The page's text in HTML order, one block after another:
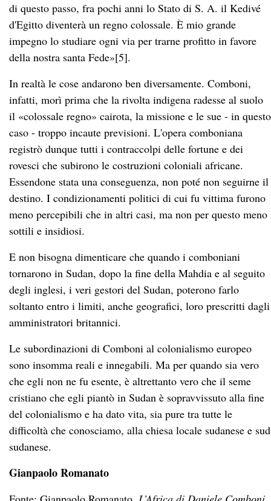
di questo passo, fra pochi anni lo Stato di S. A. il Kedivé
d'Egitto diventerà un regno colossale. È mio grande
impegno lo studiare ogni via per trarne profitto in favore
della nostra santa Fede»[5].
In realtà le cose andarono ben diversamente. Comboni,
infatti, morì prima che la rivolta indigena radesse al suolo
il «colossale regno» cairota, la missione e le sue - in questo
caso - troppo incaute previsioni. L'opera comboniana
registrò dunque tutti i contraccolpi delle fortune e dei
rovesci che subirono le costruzioni coloniali africane.
Essendone stata una conseguenza, non poté non seguirne il
destino. I condizionamenti politici di cui fu vittima furono
meno percepibili che in altri casi, ma non per questo meno
sottili e insidiosi.
E non bisogna dimenticare che quando i comboniani
tornarono in Sudan, dopo la fine della Mahdia e al seguito
degli inglesi, i veri gestori del Sudan, poterono farlo
soltanto entro i limiti, anche geografici, loro prescritti dagli
amministratori britannici.
Le subordinazioni di Comboni al colonialismo europeo
sono insomma reali e innegabili. Ma per quando sia vero
che egli non ne fu esente, è altrettanto vero che il seme
cristiano che egli piantò in Sudan è sopravvissuto alla fine
del colonialismo e ha dato vita, sia pure tra tutte le
difficoltà che conosciamo, alla chiesa locale sudanese e sud
sudanese.
Gianpaolo Romanato